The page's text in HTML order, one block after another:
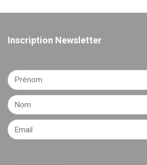
Inscription Newsletter